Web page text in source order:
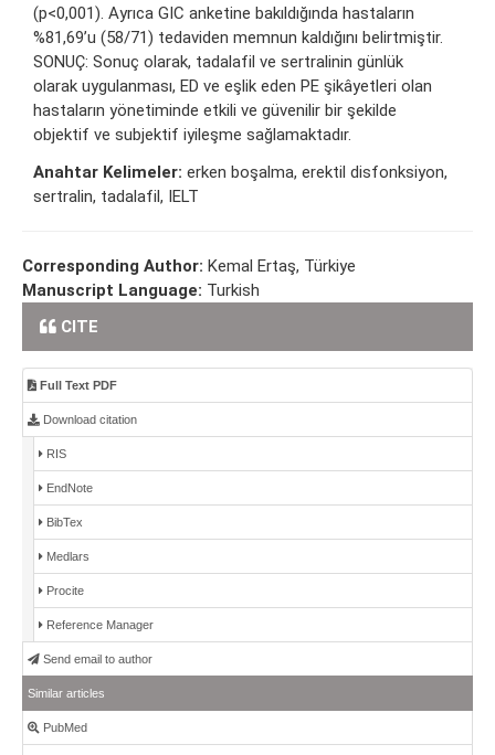
(p<0,001). Ayrıca GIC anketine bakıldığında hastaların
%81,69’u (58/71) tedaviden memnun kaldığını belirtmiştir.
SONUÇ: Sonuç olarak, tadalafil ve sertralinin günlük
olarak uygulanması, ED ve eşlik eden PE şikâyetleri olan
hastaların yönetiminde etkili ve güvenilir bir şekilde
objektif ve subjektif iyileşme sağlamaktadır.
Anahtar Kelimeler: erken boşalma, erektil disfonksiyon,
sertralin, tadalafil, IELT
Corresponding Author: Kemal Ertaş, Türkiye
Manuscript Language: Turkish
CITE
Full Text PDF
Download citation
RIS
EndNote
BibTex
Medlars
Procite
Reference Manager
Send email to author
Similar articles
PubMed